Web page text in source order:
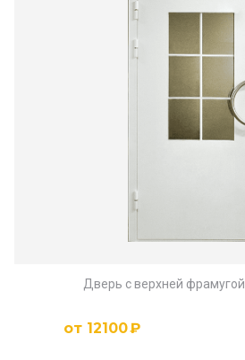
Дверь с верхней фрамугой
от 12100₽